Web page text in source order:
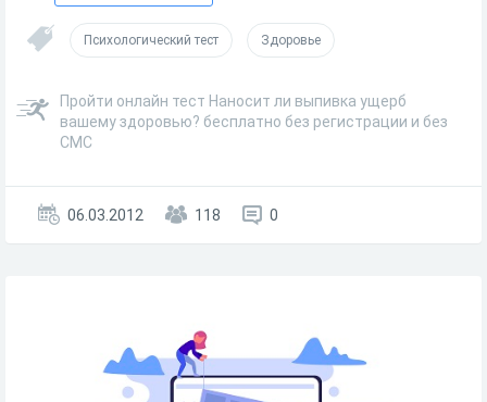
Психологический тест Здоровье
Пройти онлайн тест Наносит ли выпивка ущерб
вашему здоровью? бесплатно без регистрации и без
СМС
06.03.2012 118 0